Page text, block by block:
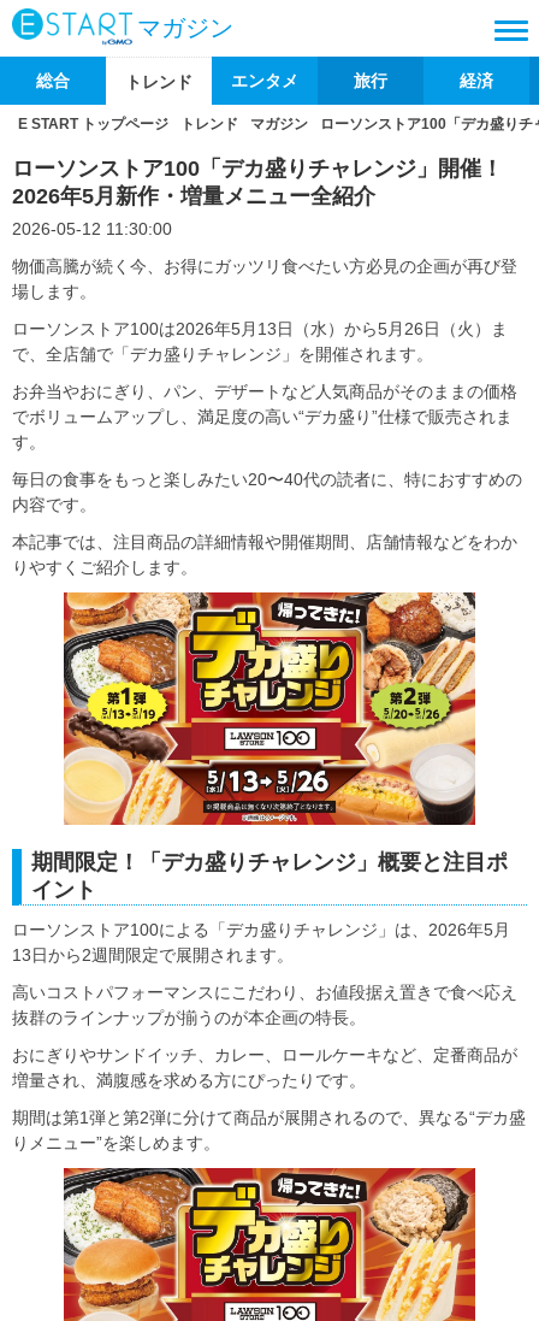
マガジン
総合 トレンド エンタメ 旅行 経済
E START トップページ トレンド マガジン ローソンストア100「デカ盛り
ローソンストア100「デカ盛りチャレンジ」開催！
2026年5月新作・増量メニュー全紹介
2026-05-12 11:30:00
物価高騰が続く今、お得にガッツリ食べたい方必見の企画が再び登
場します。
ローソンストア100は2026年5月13日（水）から5月26日（火）ま
で、全店舗で「デカ盛りチャレンジ」を開催されます。
お弁当やおにぎり、パン、デザートなど人気商品がそのままの価格
でボリュームアップし、満足度の高い“デカ盛り”仕様で販売されま
す。
毎日の食事をもっと楽しみたい20〜40代の読者に、特におすすめの
内容です。
本記事では、注目商品の詳細情報や開催期間、店舗情報などをわか
りやすくご紹介します。
期間限定！「デカ盛りチャレンジ」概要と注目ポ
イント
ローソンストア100による「デカ盛りチャレンジ」は、2026年5月
13日から2週間限定で展開されます。
高いコストパフォーマンスにこだわり、お値段据え置きで食べ応え
抜群のラインナップが揃うのが本企画の特長。
おにぎりやサンドイッチ、カレー、ロールケーキなど、定番商品が
増量され、満腹感を求める方にぴったりです。
期間は第1弾と第2弾に分けて商品が展開されるので、異なる“デカ盛
りメニュー”を楽しめます。